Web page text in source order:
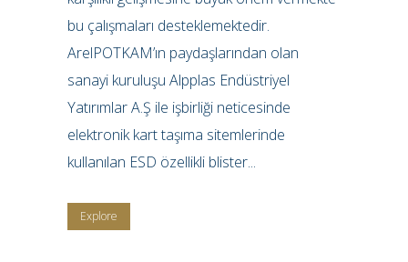
bu çalışmaları desteklemektedir.
ArelPOTKAM’ın paydaşlarından olan
sanayi kuruluşu Alpplas Endüstriyel
Yatırımlar A.Ş ile işbirliği neticesinde
elektronik kart taşıma sitemlerinde
kullanılan ESD özellikli blister...
Explore